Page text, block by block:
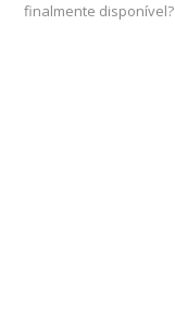
finalmente disponível?